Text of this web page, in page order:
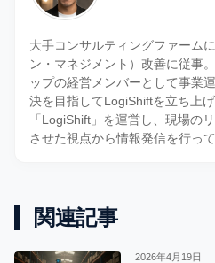
大手コンサルティングファーム
ン・マネジメント）改善に従事
ップの経営メンバーとして事業
決を目指してLogiShiftを立ち上
「LogiShift」を運営し、現場の
させた視点から情報発信を行って
関連記事
2026年4月19日